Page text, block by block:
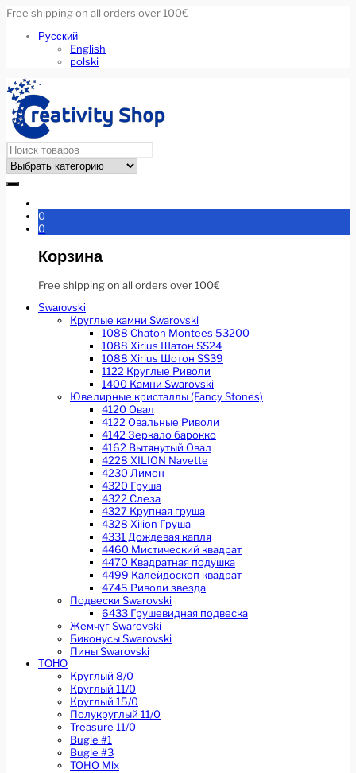
Free shipping on all orders over 100€
Русский
English
polski
0
0
Корзина
Free shipping on all orders over 100€
Swarovski
Круглые камни Swarovski
1088 Chaton Montees 53200
1088 Xirius Шатон SS24
1088 Xirius Шотон SS39
1122 Круглые Риволи
1400 Камни Swarovski
Ювелирные кристаллы (Fancy Stones)
4120 Овал
4122 Овальные Риволи
4142 Зеркало барокко
4162 Вытянутый Овал
4228 XILION Navette
4230 Лимон
4320 Груша
4322 Слеза
4327 Крупная груша
4328 Xilion Груша
4331 Дождевая капля
4460 Мистический квадрат
4470 Квадратная подушка
4499 Калейдоскоп квадрат
4745 Риволи звезда
Подвески Swarovski
6433 Грушевидная подвеска
Жемчуг Swarovski
Биконусы Swarovski
Пины Swarovski
TOHO
Круглый 8/0
Круглый 11/0
Круглый 15/0
Полукруглый 11/0
Treasure 11/0
Bugle #1
Bugle #3
TOHO Mix